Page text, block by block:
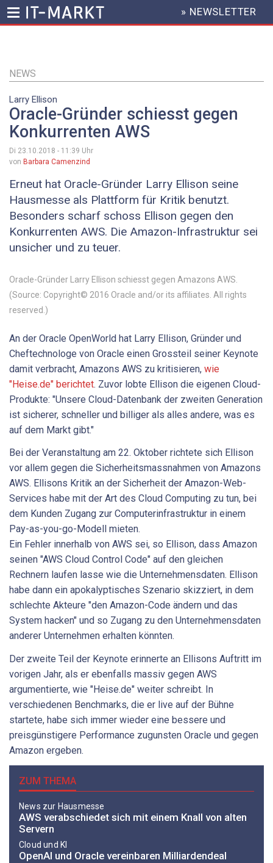
Inhalt
HEADER
MENU
» NEWSLETTER
NEWS
Larry Ellison
Oracle-Gründer schiesst gegen
Konkurrenten AWS
Di 23.10.2018 - 11:39 Uhr
von Barbara Camenzind
Erneut hat Oracle-Gründer Larry Ellison seine
Hausmesse als Plattform für Kritik benutzt.
Besonders scharf schoss Ellison gegen den
Konkurrenten AWS. Die Amazon-Infrastruktur sei
unsicher und zu teuer.
Oracle-Gründer Larry Ellison schiesst gegen Amazons AWS.
(Source: Copyright© 2016 Oracle and/or its affiliates. All rights
reserved.)
An der Oracle OpenWorld hat Larry Ellison, Gründer und
Cheftechnologe von Oracle einen Grossteil seiner Keynote
damit verbracht, Amazons AWS zu kritisieren, wie
"Heise.de" berichtet. Zuvor lobte Ellison die eigenen Cloud-
Produkte: "Unsere Cloud-Datenbank der zweiten Generation
ist sicherer, schneller und billiger als alles andere, was es
auf dem Markt gibt."
Bei der Veranstaltung am 22. Oktober richtete sich Ellison
vor allem gegen die Sicherheitsmassnahmen von Amazons
AWS. Ellisons Kritik an der Sicherheit der Amazon-Web-
Services habe mit der Art des Cloud Computing zu tun, bei
dem Kunden Zugang zur Computerinfrastruktur in einem
Pay-as-you-go-Modell mieten.
Ein Fehler innerhalb von AWS sei, so Ellison, dass Amazon
seinen "AWS Cloud Control Code" auf den gleichen
Rechnern laufen lasse wie die Unternehmensdaten. Ellison
habe dann ein apokalyptisches Szenario skizziert, in dem
schlechte Akteure "den Amazon-Code ändern und das
System hacken" und so Zugang zu den Unternehmensdaten
anderer Unternehmen erhalten könnten.
Der zweite Teil der Keynote erinnerte an Ellisons Auftritt im
vorigen Jahr, als er ebenfalls massiv gegen AWS
argumentierte, wie "Heise.de" weiter schreibt. In
verschiedenen Benchmarks, die er live auf der Bühne
startete, habe sich immer wieder eine bessere und
preisgünstigere Performance zugunsten Oracle und gegen
Amazon ergeben.
ZUM THEMA
News zur Hausmesse
AWS verabschiedet sich mit einem Knall von alten
Servern
Cloud und KI
OpenAI und Oracle vereinbaren Milliardendeal